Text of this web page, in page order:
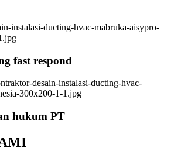
fast respond
hukum PT